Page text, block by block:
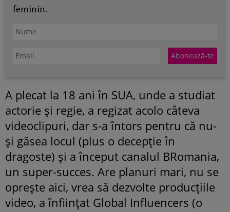
feminin.
A plecat la 18 ani în SUA, unde a studiat
actorie și regie, a regizat acolo câteva
videoclipuri, dar s-a întors pentru că nu-
și găsea locul (plus o decepție în
dragoste) și a început canalul BRomania,
un super-succes. Are planuri mari, nu se
oprește aici, vrea să dezvolte producțiile
video, a înființat Global Influencers (o